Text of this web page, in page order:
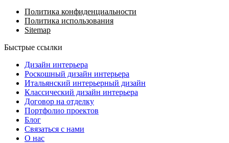
Политика конфиденциальности
Политика использования
Sitemap
Быстрые ссылки
Дизайн интерьера
Роскошный дизайн интерьера
Итальянский интерьерный дизайн
Классический дизайн интерьера
Договор на отделку
Портфолио проектов
Блог
Связаться с нами
О нас